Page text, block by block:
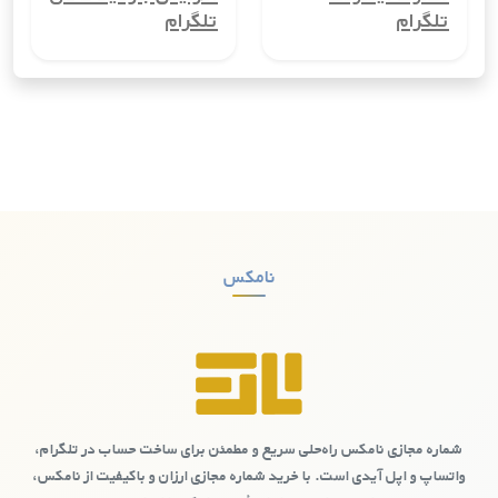
MeetMe
قیمت مناسب:با خرید شماره مجازی از نامکس،
مشتریان قوی برخوردار است.
مجازی سایت نامکس ایجاد کنیم؟
مراحل ایجاد حساب کاربری
و شماره مجازی مورد نظر خود را خریداری کنید.
ثبت‌نام در مامبا یا میت‌می:به وب‌سایت یا اپلیکیشن
تلگرام
تلگرام
نامکس
شماره مجازی نامکس راه‌حلی سریع و مطمئن برای ساخت حساب در تلگرام،
واتساپ و اپل آیدی است. با خرید شماره مجازی ارزان و باکیفیت از نامکس،